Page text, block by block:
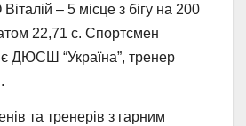
– 5 місце з бігу на 200
22,71 с. Спортсмен
ДЮСШ “Україна”, тренер
та тренерів з гарним